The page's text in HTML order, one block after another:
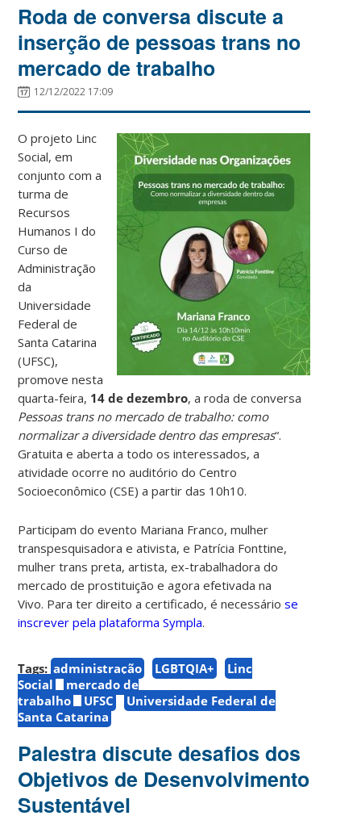
Roda de conversa discute a
inserção de pessoas trans no
mercado de trabalho
12/12/2022 17:09
O projeto Linc
Social, em
conjunto com a
turma de
Recursos
Humanos I do
Curso de
Administração
da
Universidade
Federal de
Santa Catarina
(UFSC),
promove nesta
quarta-feira, 14 de dezembro, a roda de conversa
Pessoas trans no mercado de trabalho: como
normalizar a diversidade dentro das empresas“.
Gratuita e aberta a todo os interessados, a
atividade ocorre no auditório do Centro
Socioeconômico (CSE) a partir das 10h10.
Participam do evento Mariana Franco, mulher
transpesquisadora e ativista, e Patrícia Fonttine,
mulher trans preta, artista, ex-trabalhadora do
mercado de prostituição e agora efetivada na
Vivo. Para ter direito a certificado, é necessáriose
inscrever pela plataforma Sympla.
Tags: administração LGBTQIA+
Linc
Social
mercado de
trabalho
UFSC
Universidade Federal de
Santa Catarina
Palestra discute desafios dos
Objetivos de Desenvolvimento
Sustentável